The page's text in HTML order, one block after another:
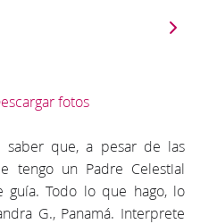
fotos
saber que, a pesar de las
tengo un Padre Celestial
Todo lo que hago, lo
G., Panamá. Interprete